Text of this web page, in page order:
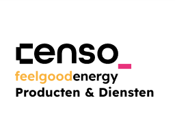
Producten & Diensten